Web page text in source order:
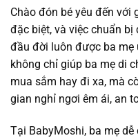
Chào đón bé yêu đến với
đặc biệt, và việc chuẩn
đầu đời luôn được ba mẹ
không chỉ giúp ba mẹ di
mua sắm hay đi xa, mà
gian nghỉ ngơi êm ái, an
Tại BabyMoshi, ba mẹ